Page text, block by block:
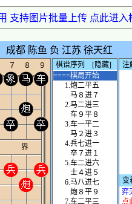
支持图片批量上传 点此进